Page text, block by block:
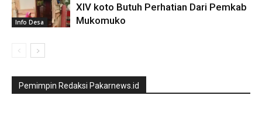
Info Desa
XIV koto Butuh Perhatian Dari Pemkab
Mukomuko
Pemimpin Redaksi Pakarnews.id